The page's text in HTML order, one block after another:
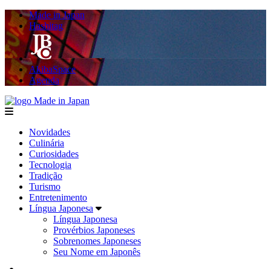
Made in Japan
Hashitag
AkibaSpace
Agenda
menu
Novidades
Culinária
Curiosidades
Tecnologia
Tradição
Turismo
Entretenimento
Língua Japonesa
Língua Japonesa
Provérbios Japoneses
Sobrenomes Japoneses
Seu Nome em Japonês